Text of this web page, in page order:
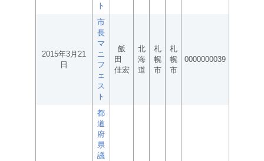
ト
2015年3月21
日
市
長
マ
ニ
フ
ェ
ス
ト
飯
田
佳宏
北
海
道
札
幌
市
札
幌
市
0000000039
都
道
府
県
議